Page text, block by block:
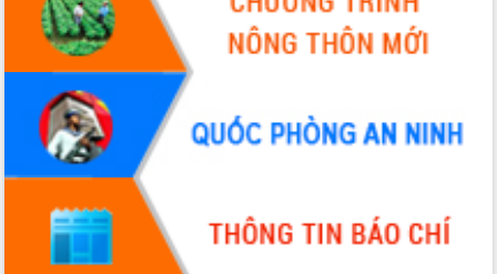
Tập huấn ứng dụng trí tuệ nhân tạo (AI)
trong thương mại điện tử năm 2026
Đoàn đại biểu Quốc hội tỉnh Đắk Lắk
trao đổi thông tin trước Kỳ họp thứ
nhất, Quốc hội khóa XVI
Quyết liệt cải cách hành chính, khơi
thông nguồn lực phát triển
Nâng cao hiệu lực, hiệu quả HĐND
tỉnh thông qua hiện đại hóa hành chính
Xã Ea Phê gắn cải cách hành chính với
chuyển đổi số